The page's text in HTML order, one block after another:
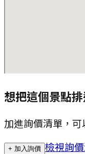
想把這個景點
加進詢價清單，
+ 加入詢價 檢視詢